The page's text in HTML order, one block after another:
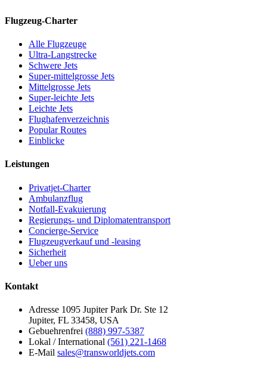
Flugzeug-Charter
Alle Flugzeuge
Ultra-Langstrecke
Schwere Jets
Super-mittelgrosse Jets
Mittelgrosse Jets
Super-leichte Jets
Leichte Jets
Flughafenverzeichnis
Popular Routes
Einblicke
Leistungen
Privatjet-Charter
Ambulanzflug
Notfall-Evakuierung
Regierungs- und Diplomatentransport
Concierge-Service
Flugzeugverkauf und -leasing
Sicherheit
Ueber uns
Kontakt
Adresse 1095 Jupiter Park Dr. Ste 12
Jupiter, FL 33458, USA
Gebuehrenfrei (888) 997-5387
Lokal / International (561) 221-1468
E-Mail sales@transworldjets.com